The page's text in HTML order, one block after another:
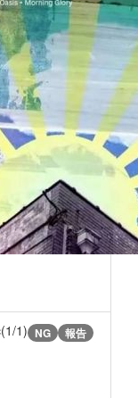
1) NG 報告